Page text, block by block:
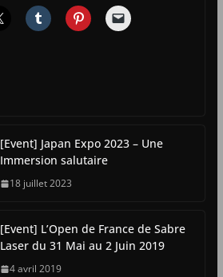
[Event] Japan Expo 2023 – Une
Immersion salutaire
18 juillet 2023
[Event] L’Open de France de Sabre
Laser du 31 Mai au 2 Juin 2019
4 avril 2019